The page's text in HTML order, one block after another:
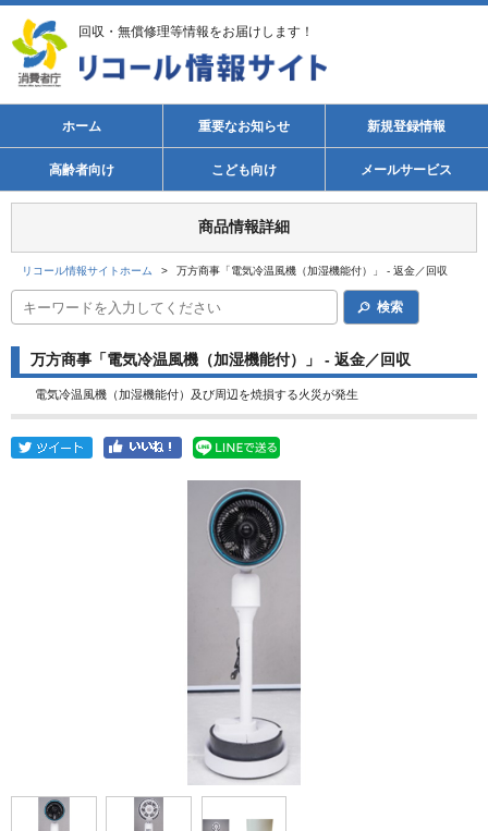
回収・無償修理等情報をお届けします！
ホーム 重要なお知らせ 新規登録情報
高齢者向け こども向け メールサービス
商品情報詳細
リコール情報サイトホーム > 万方商事「電気冷温風機（加湿機能付）」 - 返金／回収
検索
万方商事「電気冷温風機（加湿機能付）」 - 返金／回収
電気冷温風機（加湿機能付）及び周辺を焼損する火災が発生